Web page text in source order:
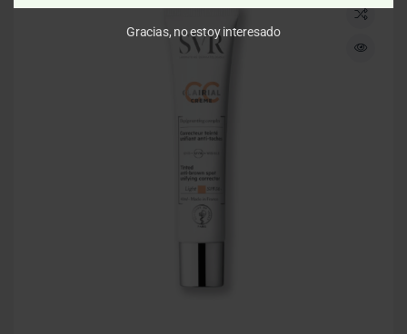
Gracias, no estoy interesado